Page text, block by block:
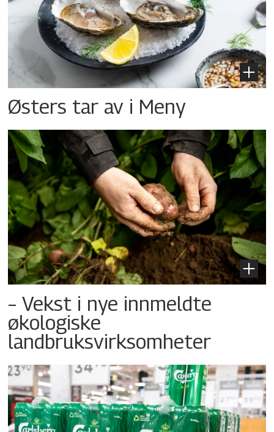
Østers tar av i Meny
– Vekst i nye innmeldte
økologiske
landbruksvirksomheter